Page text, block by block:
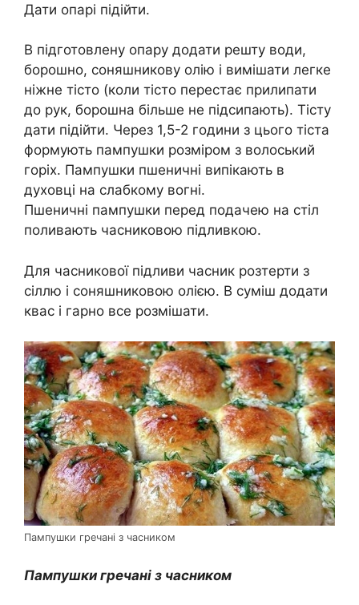
Дати опарі підійти.
В підготовлену опару додати решту води,
борошно, соняшникову олію і вимішати легке
ніжне тісто (коли тісто перестає прилипати
до рук, борошна більше не підсипають). Тісту
дати підійти. Через 1,5-2 години з цього тіста
формують пампушки розміром з волоський
горіх. Пампушки пшеничні випікають в
духовці на слабкому вогні.
Пшеничні пампушки перед подачею на стіл
поливають часниковою підливкою.
Для часникової підливи часник розтерти з
сіллю і соняшниковою олією. В суміш додати
квас і гарно все розмішати.
Пампушки гречані з часником
Пампушки гречані з часником